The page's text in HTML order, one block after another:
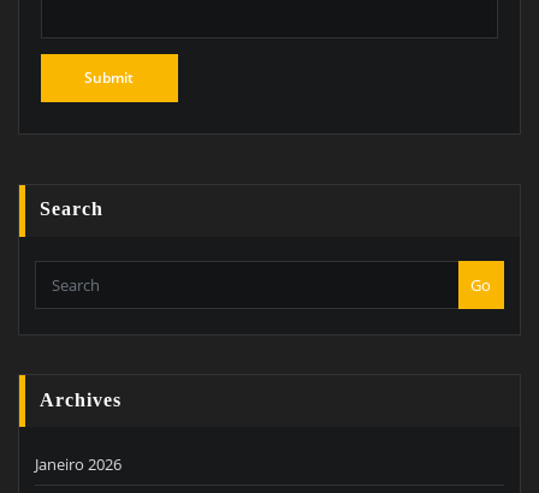
Search
Go
Archives
Janeiro 2026